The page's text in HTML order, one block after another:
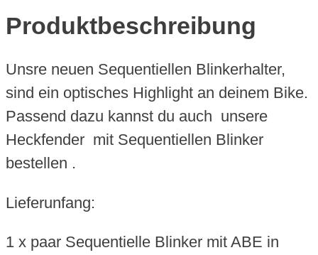
-
2024
Menge
Produktbeschreibung
Unsre neuen Sequentiellen Blinkerhalter,
sind ein optisches Highlight an deinem Bike.
Passend dazu kannst du auch unsere
Heckfender mit Sequentiellen Blinker
bestellen .
Lieferunfang:
1 x paar Sequentielle Blinker mit ABE in